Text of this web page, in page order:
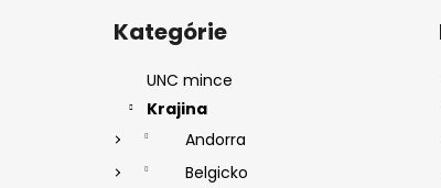
kategórie
Kategórie
UNC mince
Krajina
Andorra
Belgicko